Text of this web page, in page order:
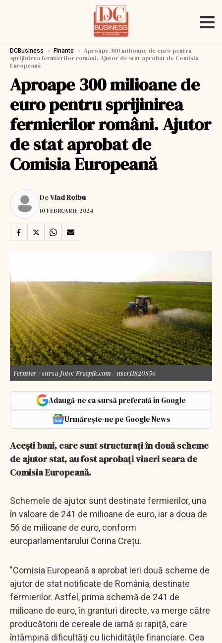
DCBusiness › Finante › Aproape 300 milioane de euro pentru
sprijinirea fermierilor români. Ajutor de stat aprobat de Comisia
Europeană
Aproape 300 milioane de
euro pentru sprijinirea
fermierilor români. Ajutor
de stat aprobat de
Comisia Europeană
DeVlad Roibu
10 FEBRUARIE 2024
Fermier / sursa foto: Freepik.com / user11820856
Adaugă-ne ca sursă preferată în Google
Urmărește-ne pe Google News
Acești bani, care sunt structurați în două scheme
de ajutor stat, au fost aprobați vineri seara de
Comisia Europeană.
Schemele de ajutor sunt destinate fermierilor, una
în valoare de 241 de milioane de euro, iar a doua de
56 de milioane de euro, conform
europarlamentarului Corina Crețu.
"Comisia Europeană a aprobat ieri două scheme de
ajutor de stat notificate de România, destinate
fermierilor. Astfel, prima schemă de 241 de
milioane de euro, în granturi directe, va merge către
producătorii de cereale de iarnă şi rapiţă, care
întâmpină dificultăţi cu lichidităţile financiare. Cea